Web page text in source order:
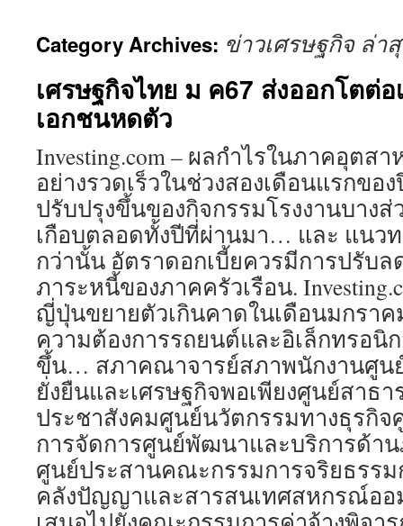
Category Archives: ข่าวเศรษฐกิจ ล่า
เศรษฐกิจไทย ม ค67 ส่งออกโตต่
เอกชนหดตัว
Investing.com – ผลกำไรในภาคอุตส
อย่างรวดเร็วในช่วงสองเดือนแรกขอ
ปรับปรุงขึ้นของกิจกรรมโรงงานบาง
เกือบตลอดทั้งปีที่ผ่านมา… และ แนว
กว่านั้น อัตราดอกเบี้ยควรมีการปรับล
ภาระหนี้ของภาคครัวเรือน.
ญี่ปุ่นขยายตัวเกินคาดในเดือนมกรา
ความต้องการรถยนต์และอิเล็กทรอนิ
ขึ้น… สภาคณาจารย์สภาพนักงานศูน
ยั่งยืนและเศรษฐกิจพอเพียงศูนย์สาธ
ประชาสังคมศูนย์นวัตกรรมทางธุรกิ
การจัดการศูนย์พัฒนาและบริการด้า
ศูนย์ประสานคณะกรรมการจริยธรร
คลังปัญญาและสารสนเทศสหกรณ์ออ